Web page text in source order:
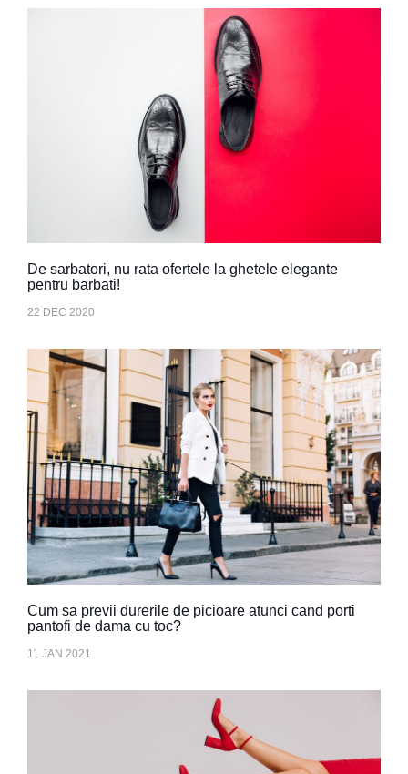
De sarbatori, nu rata ofertele la ghetele elegante
pentru barbati!
22 DEC 2020
Cum sa previi durerile de picioare atunci cand porti
pantofi de dama cu toc?
11 JAN 2021